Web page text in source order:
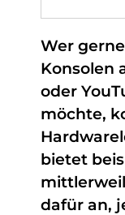
Wer
Konsolen
oder
möchte,
bietet
dafür an,